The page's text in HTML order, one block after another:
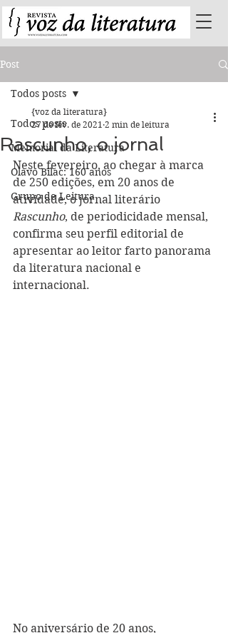
Post
Todos posts
Memorial da Literatura
Olavo Bilac: 160 anos
Grupo de Leitura
Todos posts
Rascunho, o jornal
{voz da literatura}
27 de fev. de 2021 2 min de leitura
Neste fevereiro, ao chegar à marca
de 250 edições, em 20 anos de
atividade, o jornal literário
Rascunho, de periodicidade mensal,
confirma seu perfil editorial de
apresentar ao leitor farto panorama
da literatura nacional e
internacional.
No aniversário de 20 anos,